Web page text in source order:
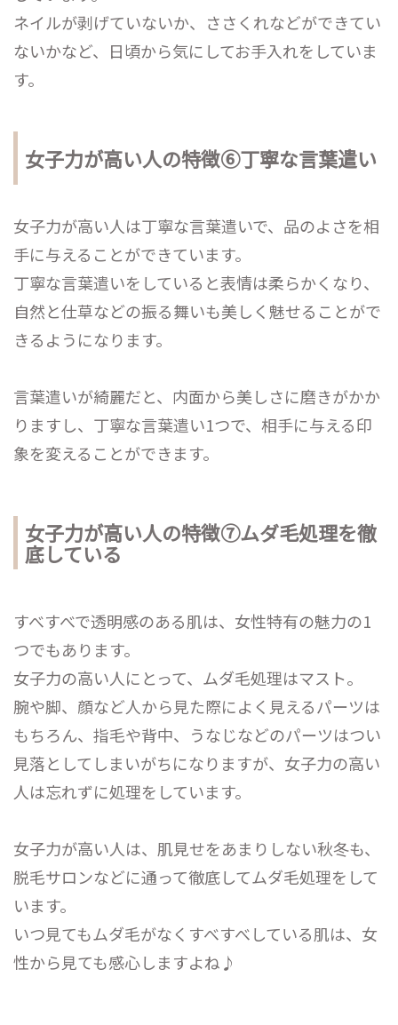
ネイルが剥げていないか、ささくれなどができてい
ないかなど、日頃から気にしてお手入れをしていま
す。
女子力が高い人の特徴⑥丁寧な言葉遣い
女子力が高い人は丁寧な言葉遣いで、品のよさを相
手に与えることができています。
丁寧な言葉遣いをしていると表情は柔らかくなり、
自然と仕草などの振る舞いも美しく魅せることがで
きるようになります。
言葉遣いが綺麗だと、内面から美しさに磨きがかか
りますし、丁寧な言葉遣い1つで、相手に与える印
象を変えることができます。
女子力が高い人の特徴⑦ムダ毛処理を徹
底している
すべすべで透明感のある肌は、女性特有の魅力の1
つでもあります。
女子力の高い人にとって、ムダ毛処理はマスト。
腕や脚、顔など人から見た際によく見えるパーツは
もちろん、指毛や背中、うなじなどのパーツはつい
見落としてしまいがちになりますが、女子力の高い
人は忘れずに処理をしています。
女子力が高い人は、肌見せをあまりしない秋冬も、
脱毛サロンなどに通って徹底してムダ毛処理をして
います。
いつ見てもムダ毛がなくすべすべしている肌は、女
性から見ても感心しますよね♪